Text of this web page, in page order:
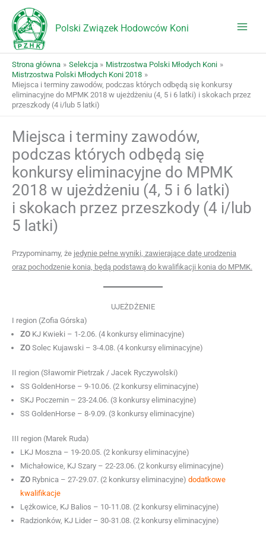
treści
Polski Związek Hodowców Koni
Strona główna Selekcja
Mistrzostwa Polski Młodych Koni
Mistrzostwa Polski Młodych Koni 2018
Miejsca i terminy zawodów, podczas których odbędą się konkursy
eliminacyjne do MPMK 2018 w ujeżdżeniu (4, 5 i 6 latki) i skokach przez
przeszkody (4 i/lub 5 latki)
Miejsca i terminy zawodów,
podczas których odbędą się
konkursy eliminacyjne do MPMK
2018 w ujeżdżeniu (4, 5 i 6 latki)
i skokach przez przeszkody (4 i/lub
5 latki)
Przypominamy, że jedynie pełne wyniki, zawierające datę urodzenia
oraz pochodzenie konia, będą podstawą do kwalifikacji konia do MPMK.
UJEŻDŻENIE
I region (Zofia Górska)
ZO KJ Kwieki – 1-2.06. (4 konkursy eliminacyjne)
ZO Solec Kujawski – 3-4.08. (4 konkursy eliminacyjne)
II region (Sławomir Pietrzak / Jacek Ryczywolski)
SS GoldenHorse – 9-10.06. (2 konkursy eliminacyjne)
SKJ Poczernin – 23-24.06. (3 konkursy eliminacyjne)
SS GoldenHorse – 8-9.09. (3 konkursy eliminacyjne)
III region (Marek Ruda)
LKJ Moszna – 19-20.05. (2 konkursy eliminacyjne)
Michałowice, KJ Szary – 22-23.06. (2 konkursy eliminacyjne)
ZO Rybnica – 27-29.07. (2 konkursy eliminacyjne)dodatkowe
kwalifikacje
Lężkowice, KJ Balios – 10-11.08. (2 konkursy eliminacyjne)
Radzionków, KJ Lider – 30-31.08. (2 konkursy eliminacyjne)